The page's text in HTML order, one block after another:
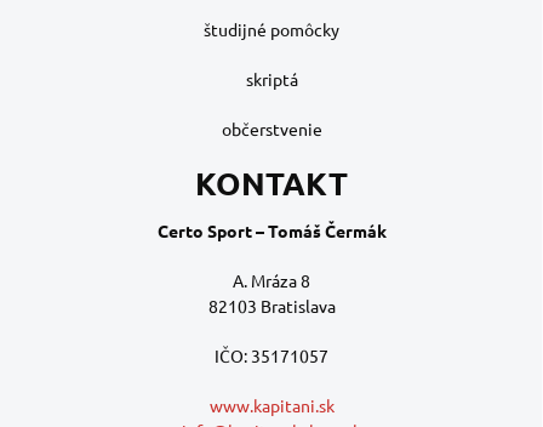
študijné pomôcky
skriptá
občerstvenie
KONTAKT
Certo Sport – Tomáš Čermák
A. Mráza 8
82103 Bratislava
IČO: 35171057
www.kapitani.sk